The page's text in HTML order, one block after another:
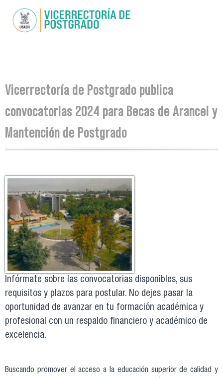
contenido
Se encuentra usted aquí
Vicerrectoría de Postgrado publica
convocatorias 2024 para Becas de Arancel y
Mantención de Postgrado
Infórmate sobre las convocatorias disponibles, sus
requisitos y plazos para postular. No dejes pasar la
oportunidad de avanzar en tu formación académica y
profesional con un respaldo financiero y académico de
excelencia.
Buscando promover el acceso a la educación superior de calidad y